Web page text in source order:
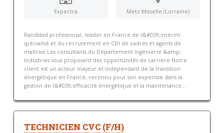
Expectra Metz Moselle (Lorraine)
Randstad professional, leader en France de l&#039;intérim
spécialisé et du recrutement en CDI de cadres et agents de
maîtrise.Les consultants du Département Ingénierie &amp;
Industries vous proposent des opportunités de carrière.Notre
client est un acteur majeur et indépendant de la transition
énergétique en France, reconnu pour son expertise dans la
gestion de l&#039;efficacité énergétique et la maintenance...
TECHNICIEN CVC (F/H)